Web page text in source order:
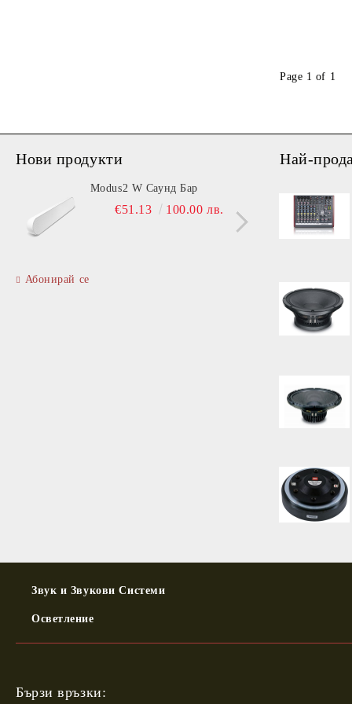
Page 1 of 1
Нови продукти
Modus2 W Саунд Бар
€51.13 100.00 лв.
Powersoft
only)
Абонирай се
Най-
Звук и Звукови Системи
Осветление
Бързи връзки: